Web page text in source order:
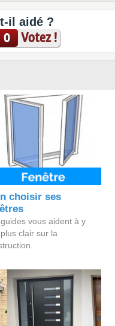
il aidé ?
0 Votez !
choisir ses
vous aident à y
clair sur la